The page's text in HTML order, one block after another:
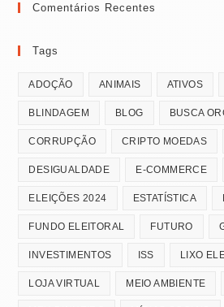
Comentários Recentes
Tags
ADOÇÃO ANIMAIS ATIVOS
BLINDAGEM BLOG BUSCA
CORRUPÇÃO CRIPTO MOEDAS
DESIGUALDADE E-COMMERCE
ELEIÇÕES 2024 ESTATÍSTICA
FUNDO ELEITORAL FUTURO
INVESTIMENTOS ISS LIXO
LOJA VIRTUAL MEIO AMBIENTE